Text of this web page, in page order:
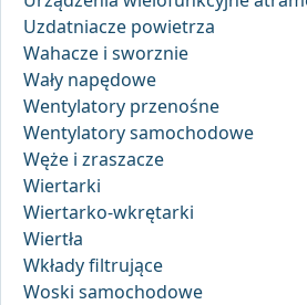
Uzdatniacze powietrza
Wahacze i sworznie
Wały napędowe
Wentylatory przenośne
Wentylatory samochodowe
Węże i zraszacze
Wiertarki
Wiertarko-wkrętarki
Wiertła
Wkłady filtrujące
Woski samochodowe